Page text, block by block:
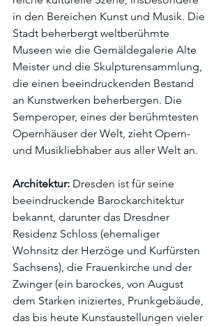
in den Bereichen Kunst und Musik. Die
Stadt beherbergt weltberühmte
Museen wie die Gemäldegalerie Alte
Meister und die Skulpturensammlung,
die einen beeindruckenden Bestand
an Kunstwerken beherbergen. Die
Semperoper, eines der berühmtesten
Opernhäuser der Welt, zieht Opern-
und Musikliebhaber aus aller Welt an.
Architektur: Dresden ist für seine
beeindruckende Barockarchitektur
bekannt, darunter das Dresdner
Residenz Schloss (ehemaliger
Wohnsitz der Herzöge und Kurfürsten
Sachsens), die Frauenkirche und der
Zwinger (ein barockes, von August
dem Starken iniziertes, Prunkgebäude,
das bis heute Kunstaustellungen vieler